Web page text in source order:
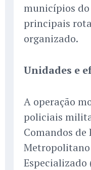
municípios do
principais
organizado.
Unidades e
A operação
policiais
Comandos
Metropolitano
Especializado